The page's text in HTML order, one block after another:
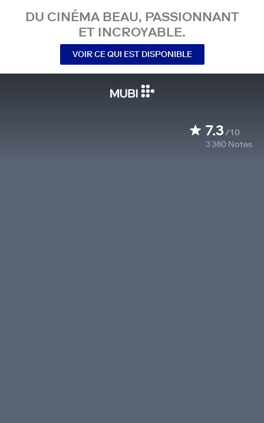
DU CINÉMA BEAU, PASSIONNANT
ET INCROYABLE.
VOIR CE QUI EST DISPONIBLE
7.3/10
3 380 Notes